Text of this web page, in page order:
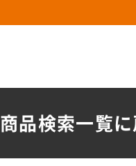
商品検索一覧